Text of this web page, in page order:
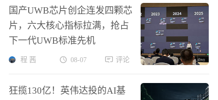
国产UWB芯片创企连发四颗芯
片，六大核心指标拉满，抢占
下一代UWB标准先机
程 茜 08-07 评论
狂揽130亿！英伟达投的AI基